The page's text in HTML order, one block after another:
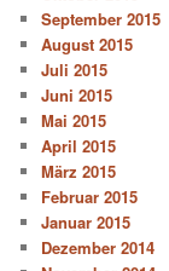
September 2015
August 2015
Juli 2015
Juni 2015
Mai 2015
April 2015
März 2015
Februar 2015
Januar 2015
Dezember 2014